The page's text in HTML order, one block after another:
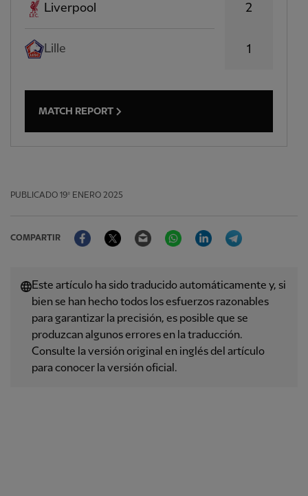
Liverpool
Lille
2
1
MATCH REPORT
PUBLICADO 19º ENERO 2025
COMPARTIR
FacebookTwitter Email WhatsAppLinkedIn
Este artículo ha sido traducido automáticamente y, si
bien se han hecho todos los esfuerzos razonables
para garantizar la precisión, es posible que se
produzcan algunos errores en la traducción.
Consulte la versión original en inglés del artículo
para conocer la versión oficial.